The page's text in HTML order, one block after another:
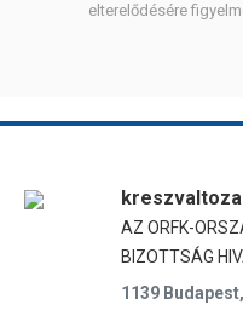
elterelődésére
AZ ORFK-
BIZOTTSÁG
1139